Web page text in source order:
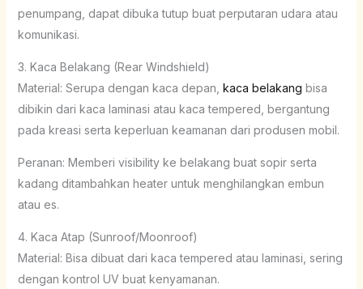
penumpang, dapat dibuka tutup buat perputaran udara atau
komunikasi.
3. Kaca Belakang (Rear Windshield)
Material: Serupa dengan kaca depan, kaca belakang bisa
dibikin dari kaca laminasi atau kaca tempered, bergantung
pada kreasi serta keperluan keamanan dari produsen mobil.
Peranan: Memberi visibility ke belakang buat sopir serta
kadang ditambahkan heater untuk menghilangkan embun
atau es.
4. Kaca Atap (Sunroof/Moonroof)
Material: Bisa dibuat dari kaca tempered atau laminasi, sering
dengan kontrol UV buat kenyamanan.